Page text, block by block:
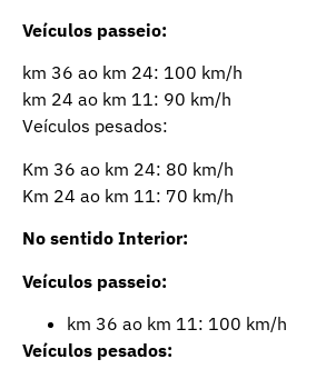
Veículos passeio:
km 36 ao km 24: 100 km/h
km 24 ao km 11: 90 km/h
Veículos pesados:
Km 36 ao km 24: 80 km/h
Km 24 ao km 11: 70 km/h
No sentido Interior:
Veículos passeio:
km 36 ao km 11: 100 km/h
Veículos pesados: